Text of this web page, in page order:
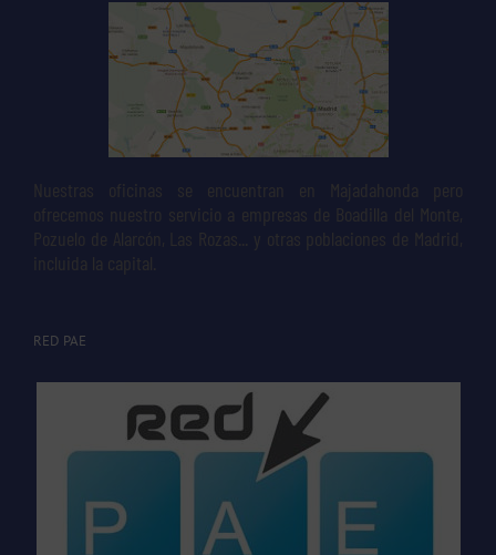
Nuestras oficinas se encuentran en Majadahonda pero
ofrecemos nuestro servicio a empresas de Boadilla del Monte,
Pozuelo de Alarcón, Las Rozas... y otras poblaciones de Madrid,
incluida la capital.
RED PAE